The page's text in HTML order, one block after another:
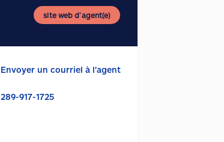
site web d’agent(e)
Envoyer un courriel à l'agent
289-917-1725